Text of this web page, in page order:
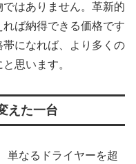
はありません。革新的
ば納得できる価格です
になれば、より多くの
思います。
えた一台
単なるドライヤーを超